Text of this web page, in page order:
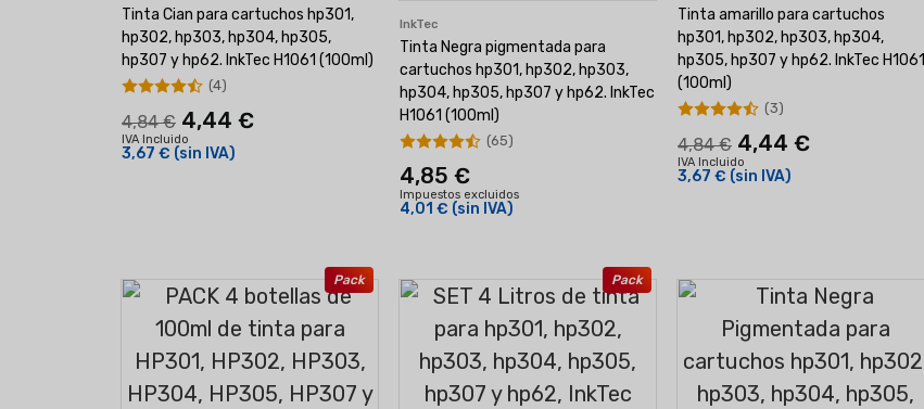
Tinta Cian para cartuchos hp301,
hp302, hp303, hp304, hp305,
hp307 y hp62. InkTec H1061 (100ml)
4,84 € 4,44 €
IVA Incluido
3,67 € (sin IVA)
(4)
InkTec
Tinta Negra pigmentada para
cartuchos hp301, hp302, hp303,
hp304, hp305, hp307 y hp62. InkTec
H1061 (100ml)
4,85 €
Impuestos excluidos
4,01 € (sin IVA)
(65)
Tinta amarillo para cartuchos
hp301, hp302, hp303, hp304,
hp305, hp307 y hp62. InkTec H1061
(100ml)
4,84 € 4,44 €
IVA Incluido
3,67 € (sin IVA)
(3)
Pack Pack